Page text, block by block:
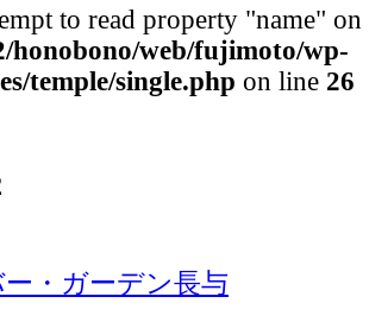
to read property "name"
honobono/web/fujimoto/wp-
temple/single.php on line 26
・ガーデン長与